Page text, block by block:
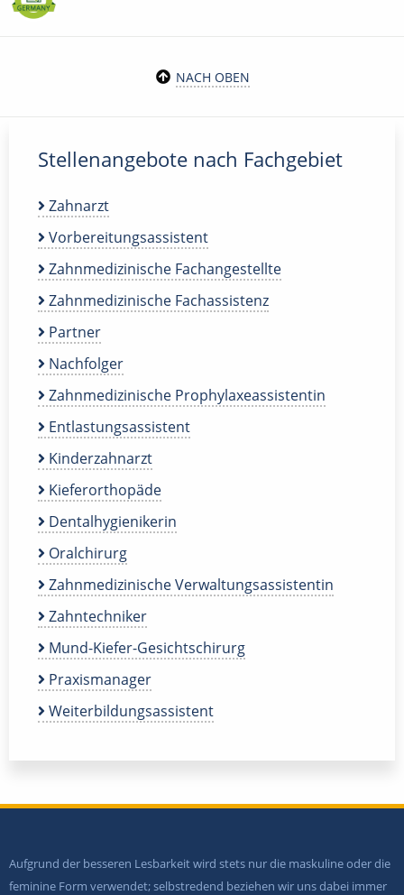
NACH OBEN
Stellenangebote nach Fachgebiet
Zahnarzt
Vorbereitungsassistent
Zahnmedizinische Fachangestellte
Zahnmedizinische Fachassistenz
Partner
Nachfolger
Zahnmedizinische Prophylaxeassistentin
Entlastungsassistent
Kinderzahnarzt
Kieferorthopäde
Dentalhygienikerin
Oralchirurg
Zahnmedizinische Verwaltungsassistentin
Zahntechniker
Mund-Kiefer-Gesichtschirurg
Praxismanager
Weiterbildungsassistent
Aufgrund der besseren Lesbarkeit wird stets nur die maskuline oder die
feminine Form verwendet; selbstredend beziehen wir uns dabei immer